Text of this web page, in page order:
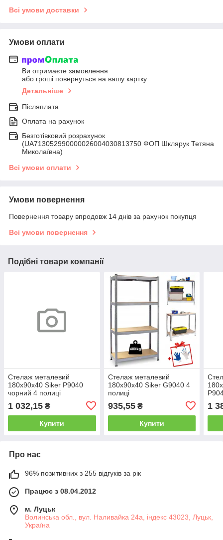
Всі умови доставки
Умови оплати
Ви отримаєте замовлення
або гроші повернуться на вашу картку
Детальніше
Післяплата
Оплата на рахунок
Безготівковий розрахунок
(UA713052990000026004030813750 ФОП Шклярук Тетяна
Миколаївна)
Всі умови оплати
Умови повернення
Повернення товару впродовж 14 днів за рахунок покупця
Всі умови повернення
Подібні товари компанії
Стелаж металевий
180х90х40 Siker P9040
чорний 4 полиці
1 032,15 ₴
Купити
Стелаж металевий
180x90x40 Siker G9040 4
полиці
935,55₴
Купити
1
Про нас
96% позитивних з 255 відгуків за рік
Працює з 08.04.2012
м. Луцьк
Волинська обл., вул. Наливайка 24а, індекс 43023, Луцьк,
Україна